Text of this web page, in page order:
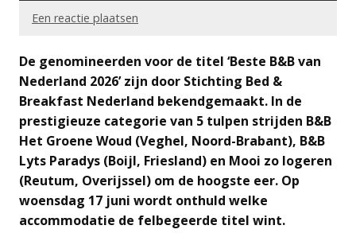
Een reactie plaatsen
De genomineerden voor de titel ‘Beste B&B van
Nederland 2026’ zijn door Stichting Bed &
Breakfast Nederland bekendgemaakt. In de
prestigieuze categorie van 5 tulpen strijden B&B
Het Groene Woud (Veghel, Noord-Brabant), B&B
Lyts Paradys (Boijl, Friesland) en Mooi zo logeren
(Reutum, Overijssel) om de hoogste eer. Op
woensdag 17 juni wordt onthuld welke
accommodatie de felbegeerde titel wint.